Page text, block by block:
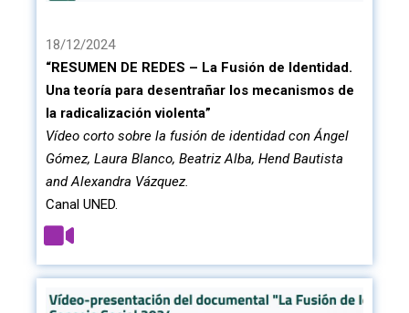
18/12/2024
“RESUMEN DE REDES – La Fusión de Identidad.
Una teoría para desentrañar los mecanismos de
la radicalización violenta”
Vídeo corto sobre la fusión de identidad con Ángel
Gómez, Laura Blanco, Beatriz Alba, Hend Bautista
and Alexandra Vázquez.
Canal UNED.